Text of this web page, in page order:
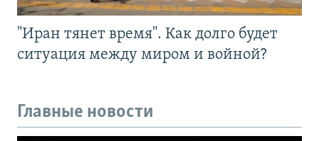
"Иран тянет время". Как долго будет
ситуация между миром и войной?
Главные новости